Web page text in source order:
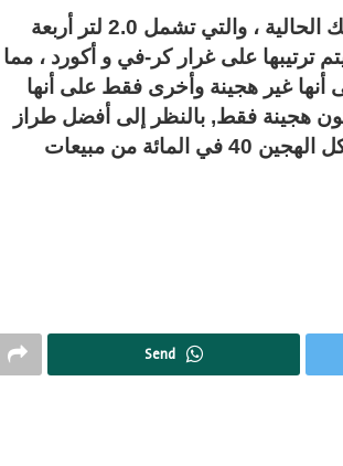
لسنا متأكدين مما يعنيه هذا بالنسبة لخيارات محرك سيفيك الحالية ، والتي تشمل 2.0 لتر أربعة
سيتم ترتيبها على غرار كر-في و أكورد ، مما
غير هجينة وأخرى فقط على أنها
هجينة فقط, بالنظر إلى أفضل طراز
للجولات الرياضية الهجينة في الصورة. تأمل هوندا أن يشكل الهجين 40 في المائة من مبيعات
Send